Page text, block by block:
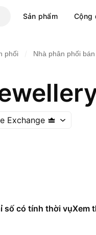
Sản phẩm Cộng
phối Nhà phân phối
Exchange
số có tính thời vụXem